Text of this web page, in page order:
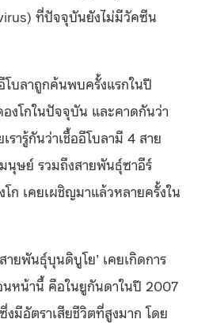
ที่ปัจจุบันยังไม่มีวัคซีน
โบลาถูกค้นพบครั้งแรกในปี
งโกในปัจจุบัน และคาดกันว่า
รารู้กันว่าเชื้ออีโบลามี 4 สาย
นุษย์ รวมถึงสายพันธุ์ซาอีร์
ก เคยเผชิญมาแล้วหลายครั้งใน
ายพันธุ์บุนดิบูโย’ เคยเกิดการ
นหน้านี้ คือในยูกันดาในปี 2007
มีอัตราเสียชีวิตที่สูงมาก โดย